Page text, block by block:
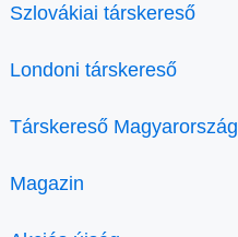
Szlovákiai társkereső
Londoni társkereső
Társkereső Magyarország
Magazin